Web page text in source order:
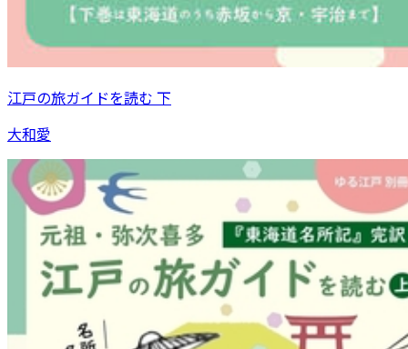
江戸の旅ガイドを読む 下
大和愛